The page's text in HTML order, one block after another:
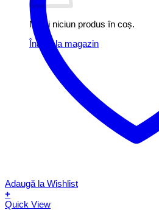
Nu ai niciun produs în coș.
Înapoi la magazin
Adaugă la Wishlist
+
Quick View